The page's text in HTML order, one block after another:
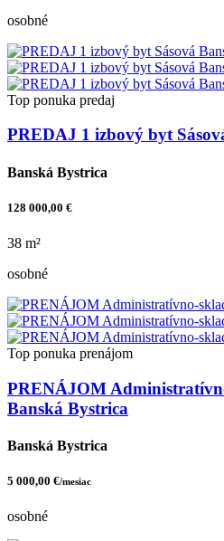
osobné
Top ponuka predaj
PREDAJ 1 izbový byt
Banská Bystrica
128 000,00 €
38 m²
osobné
Top ponuka prenájom
PRENÁJOM
Banská Bystrica
Banská Bystrica
5 000,00 €/mesiac
osobné